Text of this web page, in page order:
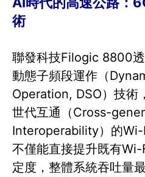
術
聯發科技Filogic 8800
動態子頻段運作（
Operation, DSO）技術
世代互通（Cross-
Interoperability）的Wi-
不僅能直接提升既有
定度，整體系統吞吐量